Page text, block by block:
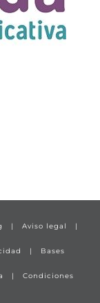
| Aviso legal |
| Bases
| Condiciones